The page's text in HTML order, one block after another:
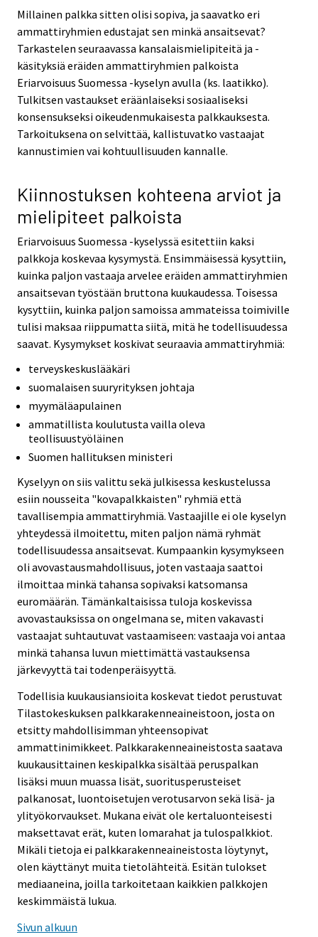
Millainen palkka sitten olisi sopiva, ja saavatko eri
ammattiryhmien edustajat sen minkä ansaitsevat?
Tarkastelen seuraavassa kansalaismielipiteitä ja -
käsityksiä eräiden ammattiryhmien palkoista
Eriarvoisuus Suomessa -kyselyn avulla (ks. laatikko).
Tulkitsen vastaukset eräänlaiseksi sosiaaliseksi
konsensukseksi oikeudenmukaisesta palkkauksesta.
Tarkoituksena on selvittää, kallistuvatko vastaajat
kannustimien vai kohtuullisuuden kannalle.
Kiinnostuksen kohteena arviot ja
mielipiteet palkoista
Eriarvoisuus Suomessa -kyselyssä esitettiin kaksi
palkkoja koskevaa kysymystä. Ensimmäisessä kysyttiin,
kuinka paljon vastaaja arvelee eräiden ammattiryhmien
ansaitsevan työstään bruttona kuukaudessa. Toisessa
kysyttiin, kuinka paljon samoissa ammateissa toimiville
tulisi maksaa riippumatta siitä, mitä he todellisuudessa
saavat. Kysymykset koskivat seuraavia ammattiryhmiä:
terveyskeskuslääkäri
suomalaisen suuryrityksen johtaja
myymäläapulainen
ammatillista koulutusta vailla oleva
teollisuustyöläinen
Suomen hallituksen ministeri
Kyselyyn on siis valittu sekä julkisessa keskustelussa
esiin nousseita "kovapalkkaisten" ryhmiä että
tavallisempia ammattiryhmiä. Vastaajille ei ole kyselyn
yhteydessä ilmoitettu, miten paljon nämä ryhmät
todellisuudessa ansaitsevat. Kumpaankin kysymykseen
oli avovastausmahdollisuus, joten vastaaja saattoi
ilmoittaa minkä tahansa sopivaksi katsomansa
euromäärän. Tämänkaltaisissa tuloja koskevissa
avovastauksissa on ongelmana se, miten vakavasti
vastaajat suhtautuvat vastaamiseen: vastaaja voi antaa
minkä tahansa luvun miettimättä vastauksensa
järkevyyttä tai todenperäisyyttä.
Todellisia kuukausiansioita koskevat tiedot perustuvat
Tilastokeskuksen palkkarakenneaineistoon, josta on
etsitty mahdollisimman yhteensopivat
ammattinimikkeet. Palkkarakenneaineistosta saatava
kuukausittainen keskipalkka sisältää peruspalkan
lisäksi muun muassa lisät, suoritusperusteiset
palkanosat, luontoisetujen verotusarvon sekä lisä- ja
ylityökorvaukset. Mukana eivät ole kertaluonteisesti
maksettavat erät, kuten lomarahat ja tulospalkkiot.
Mikäli tietoja ei palkkarakenneaineistosta löytynyt,
olen käyttänyt muita tietolähteitä. Esitän tulokset
mediaaneina, joilla tarkoitetaan kaikkien palkkojen
keskimmäistä lukua.
Sivun alkuun